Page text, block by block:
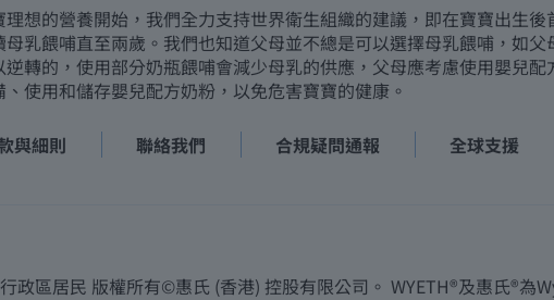
想的營養開始，我們全力支持世界衛生組織的建議，即在寶寶出生
乳餵哺直至兩歲。我們也知道父母並不總是可以選擇母乳餵哺，如
轉的，使用部分奶瓶餵哺會減少母乳的供應，父母應考慮使用嬰兒
使用和儲存嬰兒配方奶粉，以免危害寶寶的健康。
與細則 聯絡我們 合規疑問通報 全球支援
政區居民 版權所有©惠氏 (香港) 控股有限公司。 WYETH®及惠氏®為